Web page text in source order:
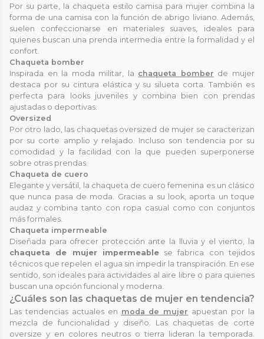
Por su parte, la chaqueta estilo camisa para mujer combina la
forma de una camisa con la función de abrigo liviano. Además,
suelen confeccionarse en materiales suaves, ideales para
quienes buscan una prenda intermedia entre la formalidad y el
confort.
Chaqueta bomber
Inspirada en la moda militar, la chaqueta bomber de mujer
destaca por su cintura elástica y su silueta corta. También es
perfecta para looks juveniles y combina bien con prendas
ajustadas o deportivas.
Oversized
Por otro lado, las chaquetas oversized de mujer se caracterizan
por su corte amplio y relajado. Incluso son tendencia por su
comodidad y la facilidad con la que pueden superponerse
sobre otras prendas.
Chaqueta de cuero
Elegante y versátil, la chaqueta de cuero femenina es un clásico
que nunca pasa de moda. Gracias a su look, aporta un toque
audaz y combina tanto con ropa casual como con conjuntos
más formales.
Chaqueta impermeable
Diseñada para ofrecer protección ante la lluvia y el viento, la
chaqueta de mujer impermeablese fabrica con tejidos
técnicos que repelen el agua sin impedir la transpiración. En ese
sentido, son ideales para actividades al aire libre o para quienes
buscan una opción funcional y moderna.
¿Cuáles son las chaquetas de mujer en tendencia?
Las tendencias actuales en moda de mujer apuestan por la
mezcla de funcionalidad y diseño. Las chaquetas de corte
oversize y en colores neutros o tierra lideran la temporada.